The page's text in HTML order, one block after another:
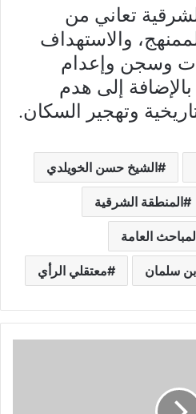
تعاني من
والاستهداف
وسجن وإعدام
إلى هدم
وتهجير السكان.
الشيخ حسن الخويلدي
المنطقة الشرقية
العامة
سلمان معتقلي الرأي